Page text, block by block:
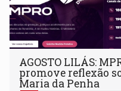
AGOSTO LILÁS:
promove reflexão
Maria da Penha